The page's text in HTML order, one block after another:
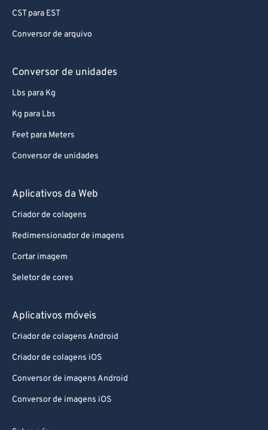
CST para EST
Conversor de arquivo
Conversor de unidades
Lbs para Kg
Kg para Lbs
Feet para Meters
Conversor de unidades
Aplicativos da Web
Criador de colagens
Redimensionador de imagens
Cortar imagem
Seletor de cores
Aplicativos móveis
Criador de colagens Android
Criador de colagens iOS
Conversor de imagens Android
Conversor de imagens iOS